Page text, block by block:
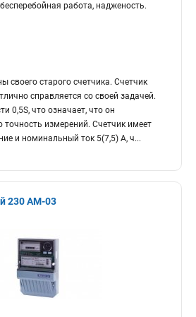
работа, надженость.
своего старого счетчика. Счетчик
справляется со своей задачей.
0,5S, что означает, что он
точность измерений. Счетчик имеет
и номинальный ток 5(7,5) А, ч...
230 АМ-03